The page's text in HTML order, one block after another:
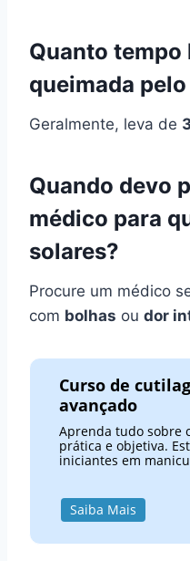
Quanto tempo
queimada
Geralmente, leva de
Quando devo
médico para
solares?
Procure um médico
com bolhas ou dor
Curso de
avançado
Aprenda tudo sobre
prática e objetiva.
iniciantes em
Saiba Mais